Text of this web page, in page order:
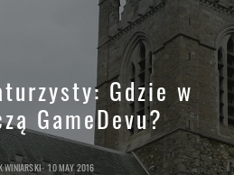
Gdzie w
GameDevu?
WINIARSKI POSTED
10 MAY 2016